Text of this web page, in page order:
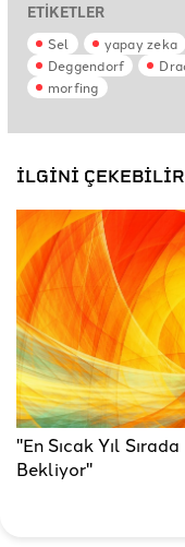
ETİKETLER
Sel yapay zeka
Deggendorf
morfing
İLGİNİ ÇEKEBİLİR
"En Sıcak Yıl Sırada
Bekliyor"